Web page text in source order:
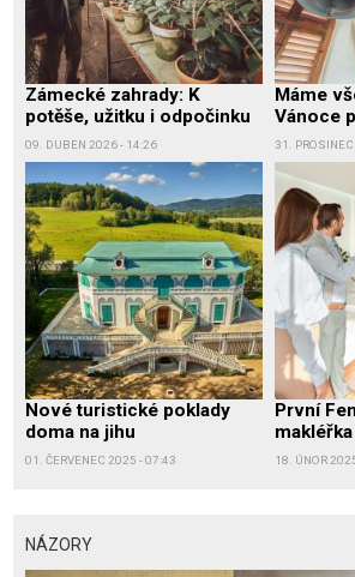
Zámecké zahrady: K
potěše, užitku i odpočinku
09. DUBEN 2026 - 14:26
Máme
Vánoce
31.
Nové turistické poklady
doma na jihu
01. ČERVENEC 2025 - 07:43
První
makléřka
18. ÚNOR
NÁZORY